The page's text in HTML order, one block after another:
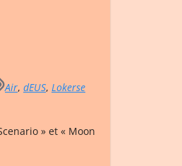
Air, dEUS, Lokerse
» et « Moon